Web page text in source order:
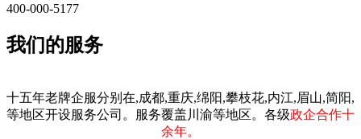
400-000-5177
我们的服务
十五年老牌企服分别在,成都,重庆,绵阳,攀枝花,内江,眉山,简阳,
等地区开设服务公司。服务覆盖川渝等地区。各级政企合作十
余年。